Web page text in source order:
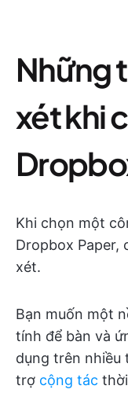
Những
xét khi
Khi chọn một
Dropbox Paper,
xét.
Bạn muốn một
tính để bàn và
dụng trên nhiều
trợ cộng tác